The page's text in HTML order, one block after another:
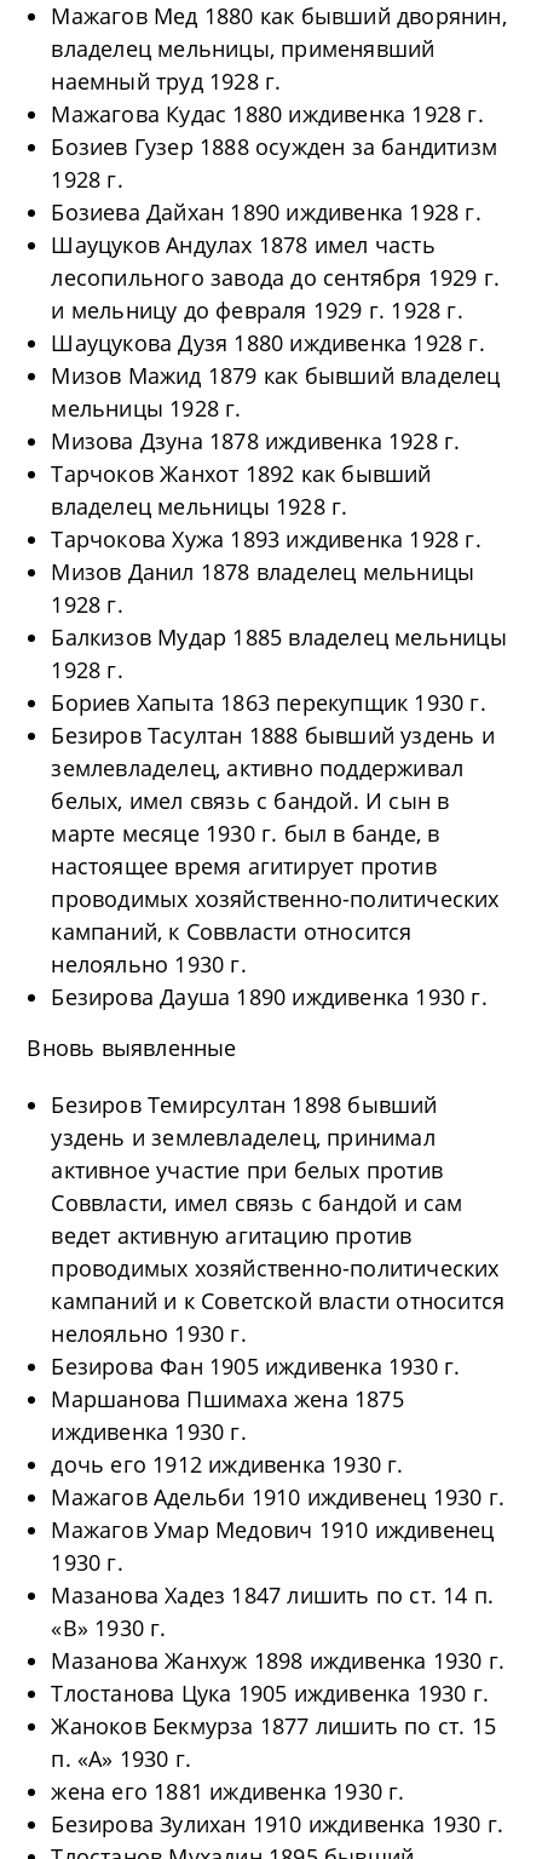
Мажагов Мед 1880 как бывший дворянин,
владелец мельницы, применявший
наемный труд 1928 г.
Мажагова Кудас 1880 иждивенка 1928 г.
Бозиев Гузер 1888 осужден за бандитизм
1928 г.
Бозиева Дайхан 1890 иждивенка 1928 г.
Шауцуков Андулах 1878 имел часть
лесопильного завода до сентября 1929 г.
и мельницу до февраля 1929 г. 1928 г.
Шауцукова Дузя 1880 иждивенка 1928 г.
Мизов Мажид 1879 как бывший владелец
мельницы 1928 г.
Мизова Дзуна 1878 иждивенка 1928 г.
Тарчоков Жанхот 1892 как бывший
владелец мельницы 1928 г.
Тарчокова Хужа 1893 иждивенка 1928 г.
Мизов Данил 1878 владелец мельницы
1928 г.
Балкизов Мудар 1885 владелец мельницы
1928 г.
Бориев Хапыта 1863 перекупщик 1930 г.
Безиров Тасултан 1888 бывший уздень и
землевладелец, активно поддерживал
белых, имел связь с бандой. И сын в
марте месяце 1930 г. был в банде, в
настоящее время агитирует против
проводимых хозяйственно-политических
кампаний, к Соввласти относится
нелояльно 1930 г.
Безирова Дауша 1890 иждивенка 1930 г.
Вновь выявленные
Безиров Темирсултан 1898 бывший
уздень и землевладелец, принимал
активное участие при белых против
Соввласти, имел связь с бандой и сам
ведет активную агитацию против
проводимых хозяйственно-политических
кампаний и к Советской власти относится
нелояльно 1930 г.
Безирова Фан 1905 иждивенка 1930 г.
Маршанова Пшимаха жена 1875
иждивенка 1930 г.
дочь его 1912 иждивенка 1930 г.
Мажагов Адельби 1910 иждивенец 1930 г.
Мажагов Умар Медович 1910 иждивенец
1930 г.
Мазанова Хадез 1847 лишить по ст. 14 п.
«В» 1930 г.
Мазанова Жанхуж 1898 иждивенка 1930 г.
Тлостанова Цука 1905 иждивенка 1930 г.
Жаноков Бекмурза 1877 лишить по ст. 15
п. «А» 1930 г.
жена его 1881 иждивенка 1930 г.
Безирова Зулихан 1910 иждивенка 1930 г.